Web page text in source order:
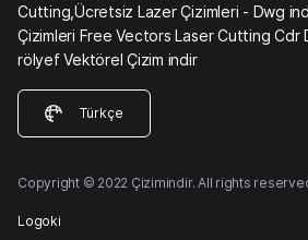
Cutting,Ücretsiz Lazer Çizimleri - Dwg
Çizimleri Free Vectors Laser Cutting Cdr
rölyef Vektörel Çizim indir
Türkçe
Copyright © 2022 Çizimindir. All rights
Logoki